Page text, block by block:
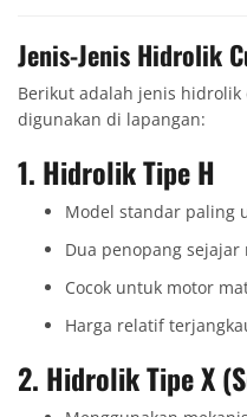
Jenis-Jenis Hidrolik
Berikut adalah jenis hidrolik
digunakan di lapangan:
1. Hidrolik Tipe H
Model standar paling
Dua penopang
Cocok untuk motor
Harga relatif
2. Hidrolik Tipe X